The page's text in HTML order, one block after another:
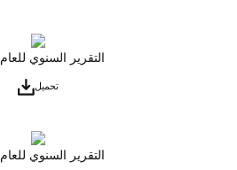
التقرير السنوي للعام 2013
تحميل
التقرير السنوي للعام 2012